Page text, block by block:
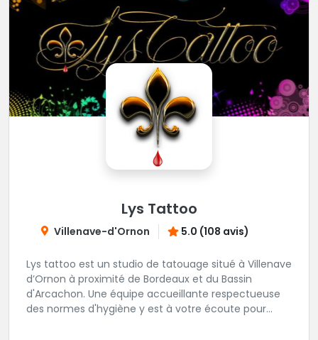
Lys Tattoo
Villenave-d'Ornon 5.0 (108 avis)
Lys tattoo est un studio de tatouage situé à Villenave
d’Ornon à proximité de Bordeaux et du Bassin
d'Arcachon. Une équipe accueillante respectueuse
des normes d'hygiène y est à votre écoute pour